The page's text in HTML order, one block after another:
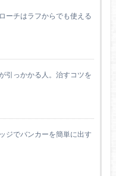
ーチはラフからでも使える
引っかかる人。治すコツを
ジでバンカーを簡単に出す